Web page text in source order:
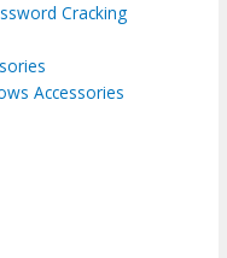
Cracking
Accessories